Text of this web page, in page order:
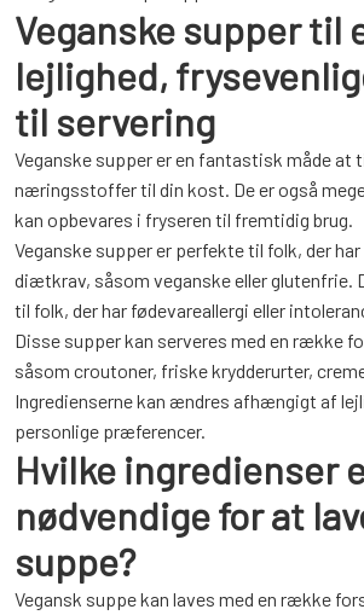
Veganske supper til
lejlighed,
til servering
Veganske supper er en fantastisk måde at
næringsstoffer til din kost. De er også
kan opbevares i fryseren til fremtidig brug.
Veganske supper er perfekte til folk, der
diætkrav, såsom veganske eller glutenfrie.
til folk, der har fødevareallergi eller
Disse supper kan serveres med en række
såsom croutoner, friske krydderurter,
Ingredienserne kan ændres afhængigt af
personlige præferencer.
Hvilke ingredienser
nødvendige for at
suppe?
Vegansk suppe kan laves med en række